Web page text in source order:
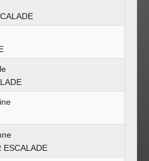
ESCALADE